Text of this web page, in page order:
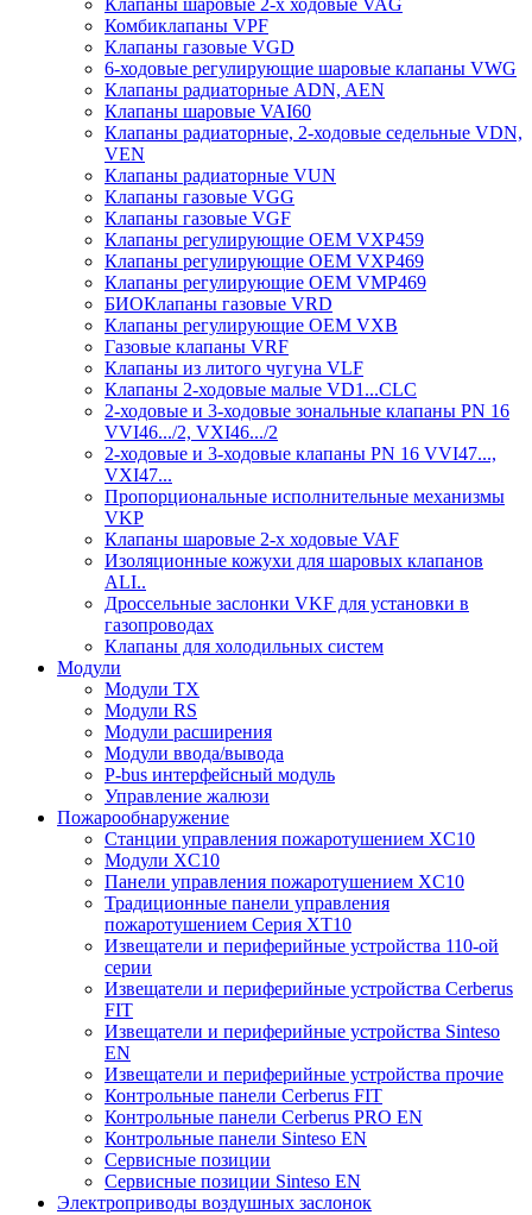
Клапаны шаровые 2-х ходовые VAG
Комбиклапаны VPF
Клапаны газовые VGD
6-ходовые регулирующие шаровые клапаны VWG
Клапаны радиаторные ADN, AЕN
Клапаны шаровые VAI60
Клапаны радиаторные, 2-ходовые седельные VDN,
VEN
Клапаны радиаторные VUN
Клапаны газовые VGG
Клапаны газовые VGF
Клапаны регулирующие ОЕМ VXP459
Клапаны регулирующие ОЕМ VXP469
Клапаны регулирующие ОЕМ VMP469
БИОКлапаны газовыe VRD
Клапаны регулирующие OEM VXB
Газовые клапаны VRF
Клапаны из литого чугуна VLF
Клапаны 2-ходовые малые VD1...CLC
2-ходовые и 3-ходовые зональные клапаны PN 16
VVI46.../2, VXI46.../2
2-ходовые и 3-ходовые клапаны PN 16 VVI47...,
VXI47...
Пропорциональные исполнительные механизмы
VKP
Клапаны шаровые 2-х ходовые VAF
Изоляционные кожухи для шаровых клапанов
ALI..
Дроссельные заслонки VKF для установки в
газопроводах
Клапаны для холодильных систем
Модули
Модули TX
Модули RS
Модули расширения
Модули ввода/вывода
P-bus интерфейсный модуль
Управление жалюзи
Пожарообнаружение
Станции управления пожаротушением XC10
Модули XC10
Панели управления пожаротушением XC10
Традиционные панели управления
пожаротушением Серия XT10
Извещатели и периферийные устройства 110-ой
серии
Извещатели и периферийные устройства Cerberus
FIT
Извещатели и периферийные устройства Sinteso
EN
Извещатели и периферийные устройства прочие
Контрольные панели Cerberus FIT
Контрольные панели Cerberus PRO EN
Контрольные панели Sinteso EN
Сервисные позиции
Сервисные позиции Sinteso EN
Электроприводы воздушных заслонок